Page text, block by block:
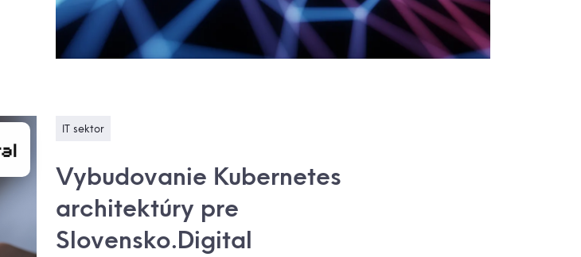
IT sektor
Vybudovanie Kubernetes
architektúry pre
Slovensko.Digital